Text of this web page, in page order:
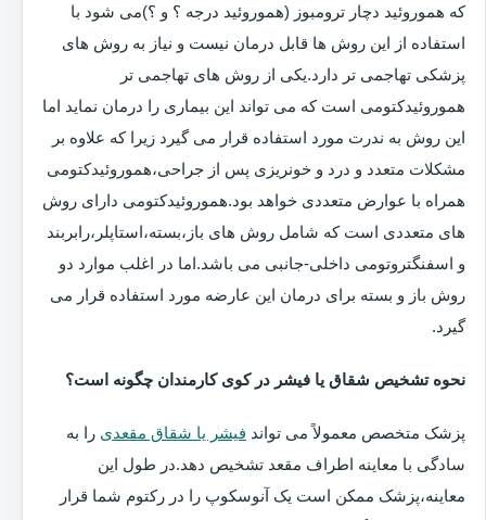
که هموروئید دچار ترومبوز (هموروئید درجه ؟ و ؟)می شود با
استفاده از این روش ها قابل درمان نیست و نیاز به روش های
پزشکی تهاجمی تر دارد.یکی از روش های تهاجمی تر
هموروئیدکتومی است که می تواند این بیماری را درمان نماید اما
این روش به ندرت مورد استفاده قرار می گیرد زیرا که علاوه بر
مشکلات متعدد و درد و خونریزی پس از جراحی،هموروئیدکتومی
همراه با عوارض متعددی خواهد بود.هموروئیدکتومی دارای روش
های متعددی است که شامل روش های باز،بسته،استاپلر،رابربند
و اسفنگتروتومی داخلی-جانبی می باشد.اما در اغلب موارد دو
روش باز و بسته برای درمان این عارضه مورد استفاده قرار می
گیرد.
نحوه تشخیص شقاق یا فیشر در کوی کارمندان چگونه است؟
پزشک متخصص معمولاً می تواند فیشر یا شقاق مقعدی را به
سادگی با معاینه اطراف مقعد تشخیص دهد.در طول این
معاینه،پزشک ممکن است یک آنوسکوپ را در رکتوم شما قرار